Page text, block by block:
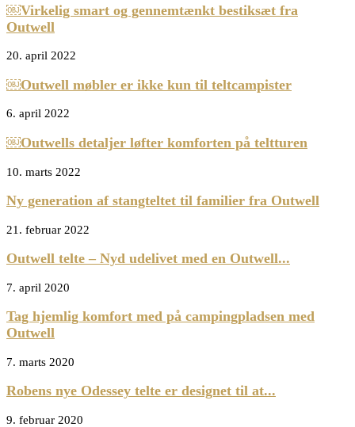
￼Virkelig smart og gennemtænkt bestiksæt fra
Outwell
20. april 2022
￼Outwell møbler er ikke kun til teltcampister
6. april 2022
￼Outwells detaljer løfter komforten på teltturen
10. marts 2022
Ny generation af stangteltet til familier fra Outwell
21. februar 2022
Outwell telte – Nyd udelivet med en Outwell...
7. april 2020
Tag hjemlig komfort med på campingpladsen med
Outwell
7. marts 2020
Robens nye Odessey telte er designet til at...
9. februar 2020